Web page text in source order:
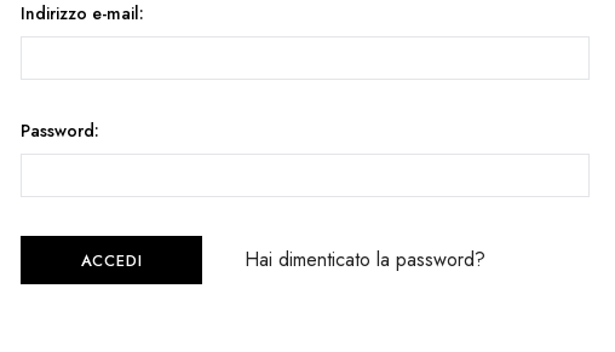
Indirizzo e-mail:
Password:
Hai dimenticato la password?